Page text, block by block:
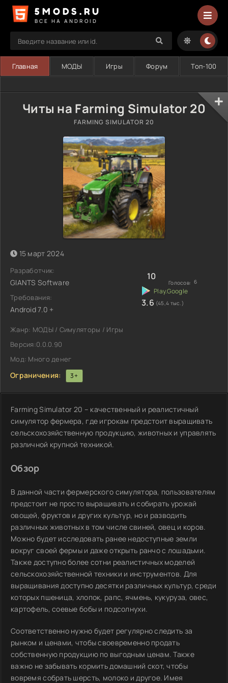
5MODS.RU
ВСЕ НА ANDROID
Главная МОДЫ Игры Форум Топ-100
Читы на Farming Simulator 20
FARMING SIMULATOR 20
15 март 2024
Разработчик:
GIANTS Software
Требования:
Android 7.0 +
10
Голосов: 6
3.6 (45,4 тыс.)
Жанр: МОДЫ / Симуляторы / Игры
Версия:0.0.0.90
Мод: Много денег
Ограничения: 3+
Farming Simulator 20 – качественный и реалистичный
симулятор фермера, где игрокам предстоит выращивать
сельскохозяйственную продукцию, животных и управлять
различной крупной техникой.
Обзор
В данной части фермерского симулятора, пользователям
предстоит не просто выращивать и собирать урожай
овощей, фруктов и других культур, но и разводить
различных животных в том числе свиней, овец и коров.
Можно будет исследовать ранее недоступные земли
вокруг своей фермы и даже открыть ранчо с лошадьми.
Также доступно более сотни реалистичных моделей
сельскохозяйственной техники и инструментов. Для
выращивания доступно десятки различных культур, среди
которых пшеница, хлопок, рапс, ячмень, кукуруза, овес,
картофель, соевые бобы и подсолнухи.
Соответственно нужно будет регулярно следить за
рынком и ценами, чтобы своевременно продать
собственную продукцию по выгодным ценам. Также
важно не забывать кормить домашний скот, чтобы
вовремя собрать шерсть, молоко и другое. Имея